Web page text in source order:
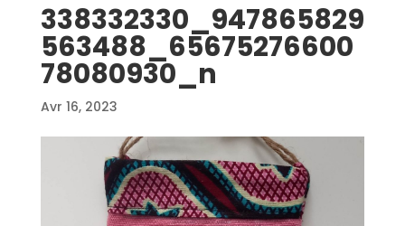
338332330_947865829
563488_65675276600
78080930_n
Avr 16, 2023